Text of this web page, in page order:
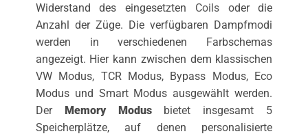
Widerstand des eingesetzten Coilsoder die
Anzahl der Züge. Die verfügbaren Dampfmodi
werden in verschiedenen Farbschemas
angezeigt. Hier kann zwischen dem klassischen
VW Modus, TCR Modus, Bypass Modus, Eco
Modus und Smart Modus ausgewählt werden.
Der
Memory Modusbietet insgesamt 5
Speicherplätze, auf denen personalisierte